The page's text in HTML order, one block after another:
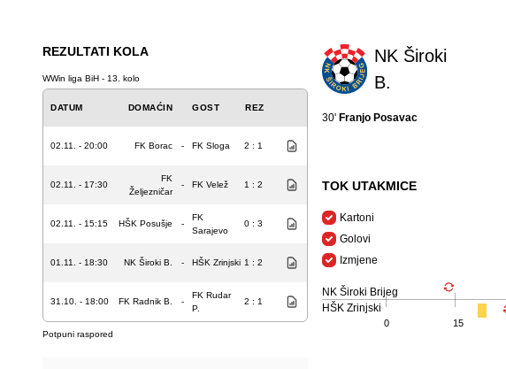
REZULTATI KOLA
WWin liga BiH - 13. kolo
DATUM DOMAĆIN GOST REZ
02.11. - 20:00 FK Borac - FK Sloga 2 : 1
02.11. - 17:30
FK
Željezničar
- FK Velež 1 : 2
02.11. - 15:15 HŠK Posušje -
FK
Sarajevo
0 : 3
01.11. - 18:30 NK Široki B. - HŠK Zrinjski 1 : 2
31.10. - 18:00 FK Radnik B. -
FK Rudar
P.
2 : 1
Potpuni raspored
NK Široki
B.
30' Franjo Posavac
TOK UTAKMICE
Kartoni
Golovi
Izmjene
NK Široki Brijeg
HŠK Zrinjski
0 15